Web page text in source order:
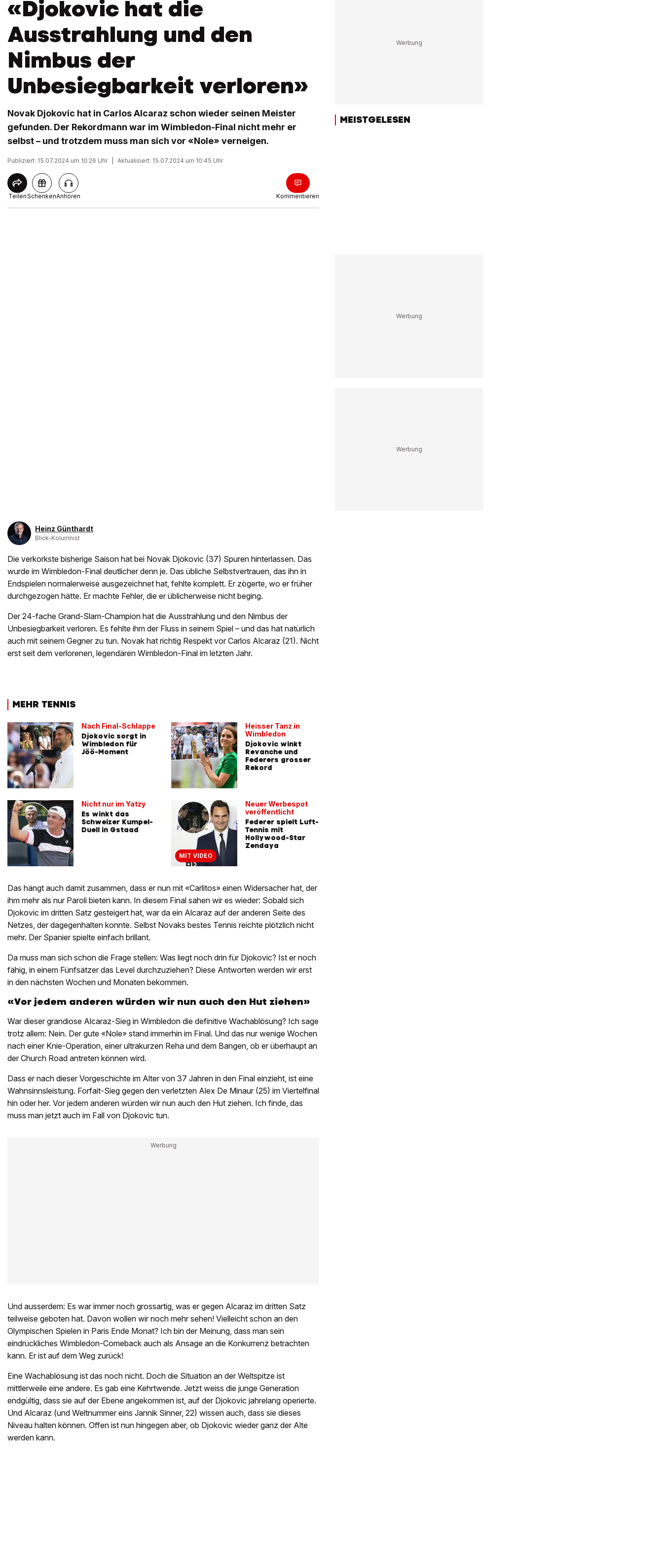
«Djokovic hat die
Ausstrahlung und den
Nimbus der
Unbesiegbarkeit verloren»
Novak Djokovic hat in Carlos Alcaraz schon wieder seinen Meister
gefunden. Der Rekordmann war im Wimbledon-Final nicht mehr er
selbst – und trotzdem muss man sich vor «Nole» verneigen.
Publiziert: 15.07.2024 um 10:26 Uhr Aktualisiert: 15.07.2024 um 10:45 Uhr
TeilenSchenkenAnhören Kommentieren
Heinz Günthardt
Blick-Kolumnist
Die verkorkste bisherige Saison hat bei Novak Djokovic (37) Spuren hinterlassen. Das
wurde im Wimbledon-Final deutlicher denn je. Das übliche Selbstvertrauen, das ihn in
Endspielen normalerweise ausgezeichnet hat, fehlte komplett. Er zögerte, wo er früher
durchgezogen hätte. Er machte Fehler, die er üblicherweise nicht beging.
Der 24-fache Grand-Slam-Champion hat die Ausstrahlung und den Nimbus der
Unbesiegbarkeit verloren. Es fehlte ihm der Fluss in seinem Spiel – und das hat natürlich
auch mit seinem Gegner zu tun. Novak hat richtig Respekt vor Carlos Alcaraz (21). Nicht
erst seit dem verlorenen, legendären Wimbledon-Final im letzten Jahr.
MEHR TENNIS
Nach Final-Schlappe
Djokovic sorgt in
Wimbledon für
Jöö-Moment
Nicht nur im Yatzy
Es winkt das
Schweizer Kumpel-
Duell in Gstaad
Heisser Tanz in
Wimbledon
Djokovic winkt
Revanche und
Federers grosser
Rekord
MIT VIDEO
Neuer Werbespot
veröffentlicht
Federer spielt Luft-
Tennis mit
Hollywood-Star
Zendaya
Das hängt auch damit zusammen, dass er nun mit «Carlitos» einen Widersacher hat, der
ihm mehr als nur Paroli bieten kann. In diesem Final sahen wir es wieder: Sobald sich
Djokovic im dritten Satz gesteigert hat, war da ein Alcaraz auf der anderen Seite des
Netzes, der dagegenhalten konnte. Selbst Novaks bestes Tennis reichte plötzlich nicht
mehr. Der Spanier spielte einfach brillant.
Da muss man sich schon die Frage stellen: Was liegt noch drin für Djokovic? Ist er noch
fähig, in einem Fünfsätzer das Level durchzuziehen? Diese Antworten werden wir erst
in den nächsten Wochen und Monaten bekommen.
«Vor jedem anderen würden wir nun auch den Hut ziehen»
War dieser grandiose Alcaraz-Sieg in Wimbledon die definitive Wachablösung? Ich sage
trotz allem: Nein. Der gute «Nole» stand immerhin im Final. Und das nur wenige Wochen
nach einer Knie-Operation, einer ultrakurzen Reha und dem Bangen, ob er überhaupt an
der Church Road antreten können wird.
Dass er nach dieser Vorgeschichte im Alter von 37 Jahren in den Final einzieht, ist eine
Wahnsinnsleistung. Forfait-Sieg gegen den verletzten Alex De Minaur (25) im Viertelfinal
hin oder her. Vor jedem anderen würden wir nun auch den Hut ziehen. Ich finde, das
muss man jetzt auch im Fall von Djokovic tun.
Und ausserdem: Es war immer noch grossartig, was er gegen Alcaraz im dritten Satz
teilweise geboten hat. Davon wollen wir noch mehr sehen! Vielleicht schon an den
Olympischen Spielen in Paris Ende Monat? Ich bin der Meinung, dass man sein
eindrückliches Wimbledon-Comeback auch als Ansage an die Konkurrenz betrachten
kann. Er ist auf dem Weg zurück!
Eine Wachablösung ist das noch nicht. Doch die Situation an der Weltspitze ist
mittlerweile eine andere. Es gab eine Kehrtwende. Jetzt weiss die junge Generation
endgültig, dass sie auf der Ebene angekommen ist, auf der Djokovic jahrelang operierte.
Und Alcaraz (und Weltnummer eins Jannik Sinner, 22) wissen auch, dass sie dieses
Niveau halten können. Offen ist nun hingegen aber, ob Djokovic wieder ganz der Alte
werden kann.
MEISTGELESEN